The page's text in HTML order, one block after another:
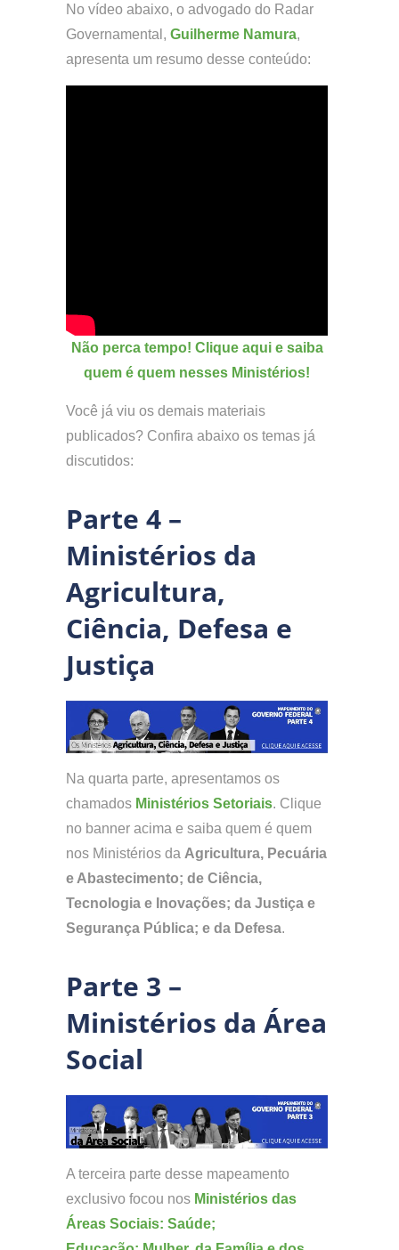
No vídeo abaixo, o advogado do Radar
Governamental, Guilherme Namura,
apresenta um resumo desse conteúdo:
Não perca tempo! Clique aqui e saiba
quem é quem nesses Ministérios!
Você já viu os demais materiais
publicados? Confira abaixo os temas já
discutidos:
Parte 4 –
Ministérios da
Agricultura,
Ciência, Defesa e
Justiça
Na quarta parte, apresentamos os
chamados Ministérios Setoriais. Clique
no banner acima e saiba quem é quem
nos Ministérios da Agricultura, Pecuária
e Abastecimento; de Ciência,
Tecnologia e Inovações; da Justiça e
Segurança Pública; e da Defesa.
Parte 3 –
Ministérios da Área
Social
A terceira parte desse mapeamento
exclusivo focou nos Ministérios das
Áreas Sociais: Saúde;